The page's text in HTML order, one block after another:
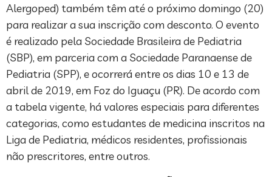
Alergoped) também têm até o próximo domingo (20)
para realizar a sua inscrição com desconto. O evento
é realizado pela Sociedade Brasileira de Pediatria
(SBP), em parceria com a Sociedade Paranaense de
Pediatria (SPP), e ocorrerá entre os dias 10 e 13 de
abril de 2019, em Foz do Iguaçu (PR). De acordo com
a tabela vigente, há valores especiais para diferentes
categorias, como estudantes de medicina inscritos na
Liga de Pediatria, médicos residentes, profissionais
não prescritores, entre outros.